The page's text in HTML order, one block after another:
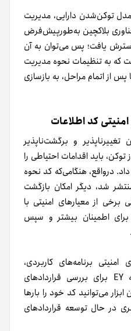
توکن‌شدن دارایی، مدیریت
بلاکچین به‌طورپیش‌فرض
یافت؛ پس می‌توان به آن
که به تنظیمات نحوه مدیریت
از اتمام مراحل، به بازسازی
کد اطلاعات
تغییرناپذیر و برگشت‌ناپذیر
توکن، باید اقدامات احتیاطی را
در‌واقع، هنگامی‌که کد نحوه
شد، دیگر امکان بازگشت
برخی از معیار‌های امنیتی با
برای اطمینان بیشتر و سپس
برنامه‌های کاربردی،
می‌توان از ابزاری بهره برد که EY برای بررسی قراردادهای
می‌توانید کد خود را بارها
در حال توسعه قراردادهای